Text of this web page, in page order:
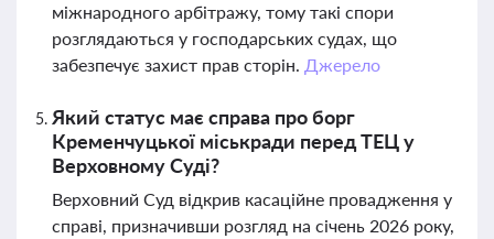
міжнародного арбітражу, тому такі спори
розглядаються у господарських судах, що
забезпечує захист прав сторін. Джерело
Який статус має справа про борг
Кременчуцької міськради перед ТЕЦ у
Верховному Суді?
Верховний Суд відкрив касаційне провадження у
справі, призначивши розгляд на січень 2026 року,